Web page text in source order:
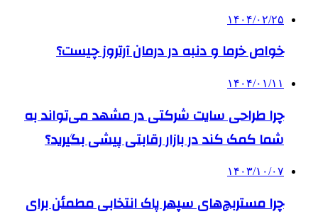
۱۴۰۴/۰۲/۲۵
خواص خرما و دنبه در درمان آرتروز چیست؟
۱۴۰۴/۰۱/۱۱
چرا طراحی سایت شرکتی در مشهد می‌تواند به
شما کمک کند در بازار رقابتی پیشی بگیرید؟
۱۴۰۳/۱۰/۰۷
چرا مستربچ‌های سپهر پاک انتخابی مطمئن برای